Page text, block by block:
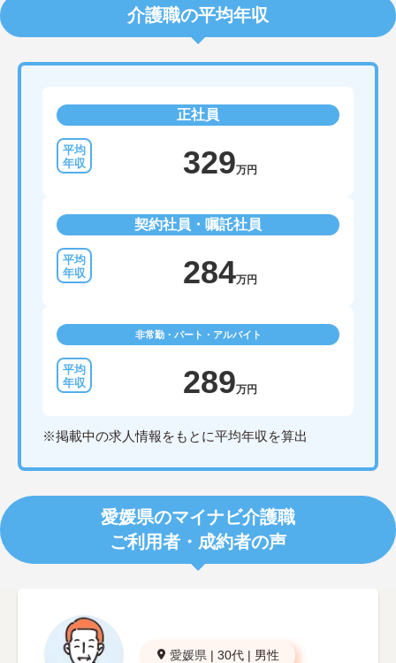
介護職の平均年収
正社員
329万円
契約社員・嘱託社員
284万円
非常勤・パート・アルバイト
289万円
※掲載中の求人情報をもとに平均年収を算出
愛媛県のマイナビ介護職
ご利用者・成約者の声
愛媛県 | 30代 | 男性